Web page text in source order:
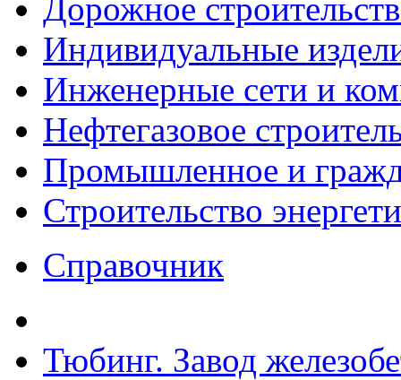
Дорожное
Индивидуальные
Инженерные сети и
Нефтегазовое
Промышленное и
Строительство
Справочник
Тюбинг. Завод